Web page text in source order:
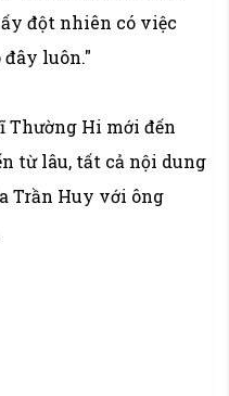
đột nhiên có việc
luôn."
Thường Hi mới đến
từ lâu, tất cả nội dung
Trần Huy với ông